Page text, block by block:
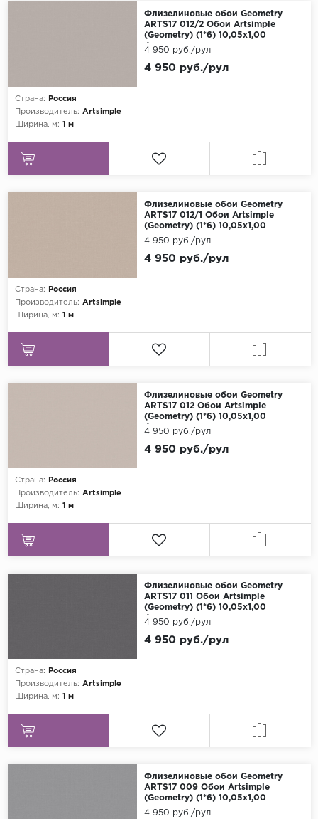
Marburg
Prima Italiana
Sirpi
Zambaiti Parati
Флизелиновые обои Geometry
ARTS17 012/2 Обои Artsimple
(Geometry) (1*6) 10,05x1,00
флизелин
Страна:
Россия
Производитель: Artsimple
Ширина, м: 1 м
4 950 руб./рул
4 950 руб./рул
Флизелиновые обои Geometry
ARTS17 012/1 Обои Artsimple
(Geometry) (1*6) 10,05x1,00
флизелин
Страна:
Россия
Производитель: Artsimple
Ширина, м: 1 м
4 950 руб./рул
4 950 руб./рул
Флизелиновые обои Geometry
ARTS17 012 Обои Artsimple
(Geometry) (1*6) 10,05x1,00
флизелин
Страна:
Россия
Производитель: Artsimple
Ширина, м: 1 м
4 950 руб./рул
4 950 руб./рул
Флизелиновые обои Geometry
ARTS17 011 Обои Artsimple
(Geometry) (1*6) 10,05x1,00
флизелин
Страна:
Россия
Производитель: Artsimple
Ширина, м: 1 м
4 950 руб./рул
4 950 руб./рул
Флизелиновые обои Geometry
ARTS17 009 Обои Artsimple
(Geometry) (1*6) 10,05x1,00
флизелин
4 950 руб./рул